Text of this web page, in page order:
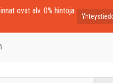
ovat alv. 0% hintoja.